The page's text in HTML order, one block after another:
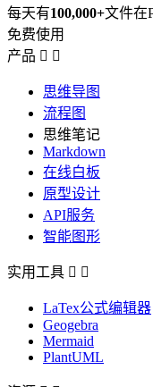
每天有100,000+文件在
免费使用
产品  
思维导图
流程图
思维笔记
Markdown
在线白板
原型设计
API服务
智能图形
实用工具  
LaTex公式编辑器
Geogebra
Mermaid
PlantUML